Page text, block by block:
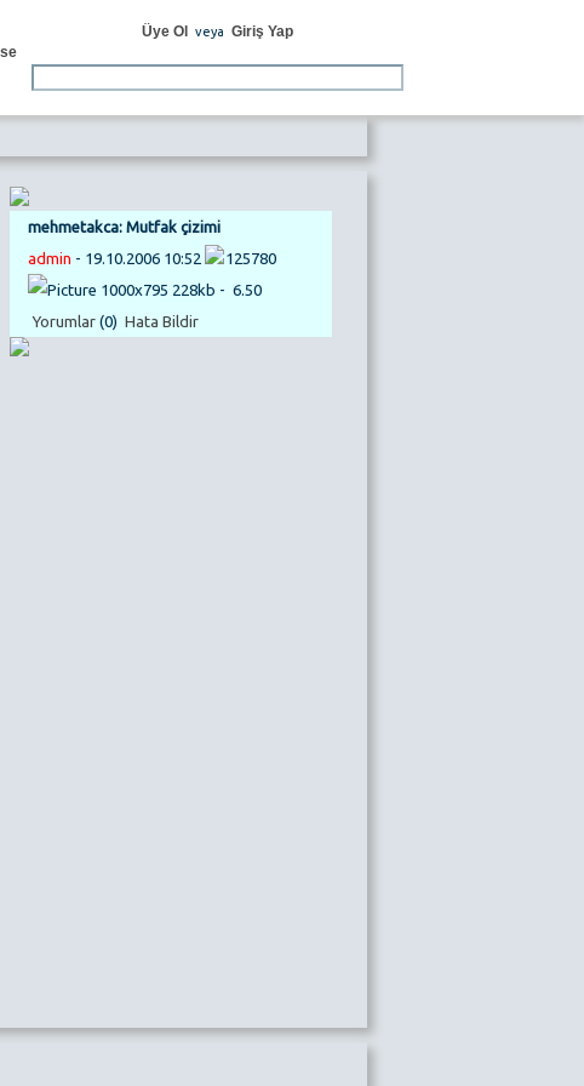
Üye Ol veya Giriş Yap
mehmetakca: Mutfak çizimi
admin - 19.10.2006 10:52
125780
1000x795 228kb - 6.50
Yorumlar(0) Hata Bildir